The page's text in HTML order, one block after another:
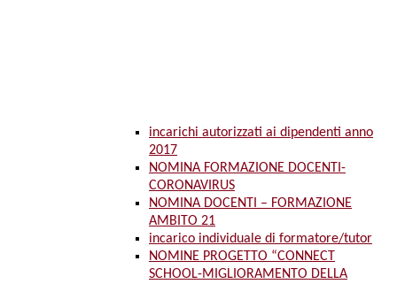
incarichi autorizzati ai dipendenti anno
2017
NOMINA FORMAZIONE DOCENTI-
CORONAVIRUS
NOMINA DOCENTI – FORMAZIONE
AMBITO 21
incarico individuale di formatore/tutor
NOMINE PROGETTO “CONNECT
SCHOOL-MIGLIORAMENTO DELLA